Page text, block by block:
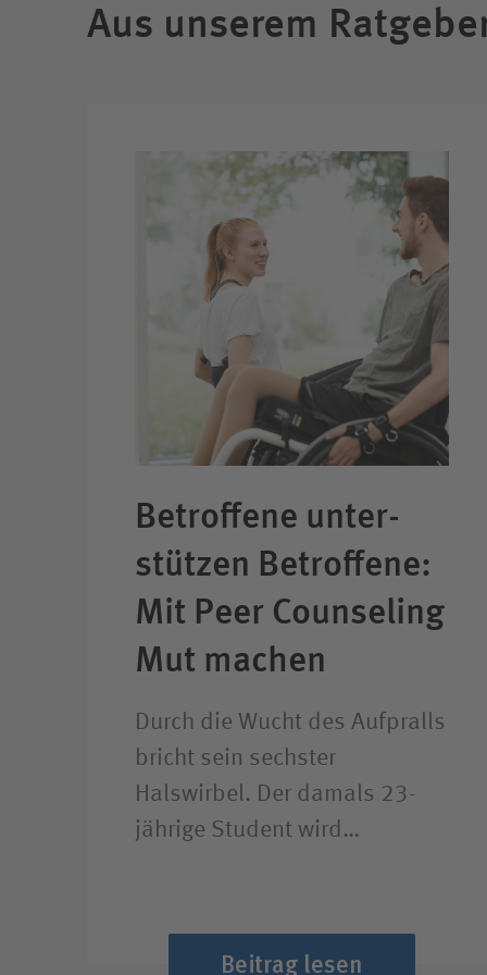
Aus unserem
Betroffene unter­
stützen Betroffene:
Mit Peer Counseling
Mut machen
Durch die Wucht des Aufpralls
bricht sein sechster
Halswirbel. Der damals 23-
jährige Student wird…
Beitrag lesen